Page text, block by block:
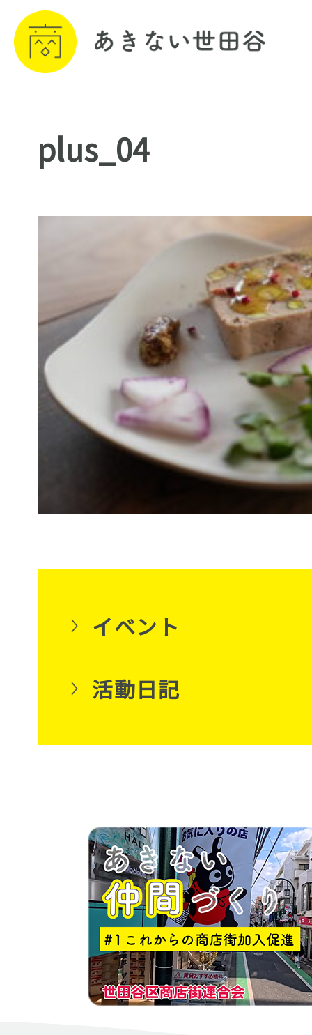
plus_04
イベント
活動日記